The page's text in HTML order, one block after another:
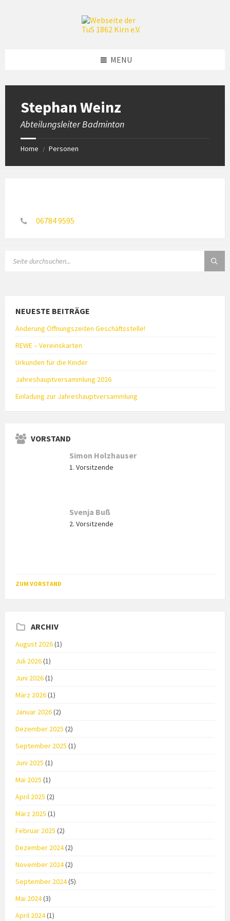
MENU
Stephan Weinz
Abteilungsleiter Badminton
Home / Personen
06784 9595
NEUESTE BEITRÄGE
Änderung Öffnungszeiten Geschäftsstelle!
REWE – Vereinskarten
Urkunden für die Kinder
Jahreshauptversammlung 2026
Einladung zur Jahreshauptversammlung
VORSTAND
Simon Holzhauser
1. Vorsitzende
Svenja Buß
2. Vorsitzende
ZUM VORSTAND
ARCHIV
August 2026(1)
Juli 2026(1)
Juni 2026(1)
März 2026(1)
Januar 2026(2)
Dezember 2025 (2)
September 2025 (1)
Juni 2025 (1)
Mai 2025 (1)
April 2025 (2)
März 2025 (1)
Februar 2025 (2)
Dezember 2024(2)
November 2024(2)
September 2024(5)
Mai 2024(3)
April 2024(1)